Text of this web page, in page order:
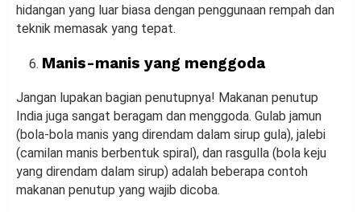
hidangan yang luar biasa dengan penggunaan rempah dan
teknik memasak yang tepat.
Manis-manis yang menggoda
Jangan lupakan bagian penutupnya! Makanan penutup
India juga sangat beragam dan menggoda. Gulab jamun
(bola-bola manis yang direndam dalam sirup gula), jalebi
(camilan manis berbentuk spiral), dan rasgulla (bola keju
yang direndam dalam sirup) adalah beberapa contoh
makanan penutup yang wajib dicoba.